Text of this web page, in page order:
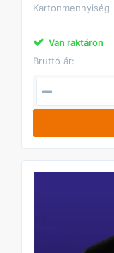
Kartonmennyiség
Van raktáron
Bruttó ár: